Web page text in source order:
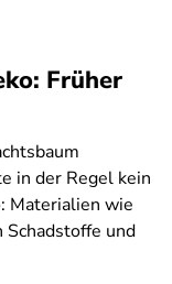
Früher
in der Regel kein
Materialien wie
und